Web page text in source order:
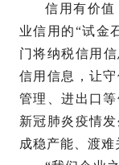
信用有价值
业信用的“试金
门将纳税信用
信用信息，让
管理、进出口
新冠肺炎疫情
成稳产能、渡难